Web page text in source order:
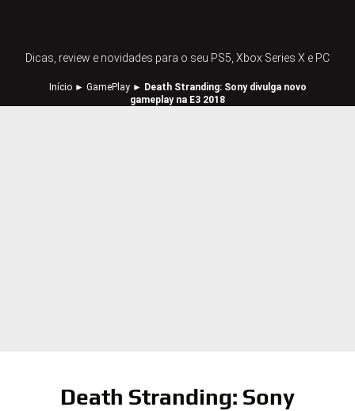
Dicas, review e novidades para o seu PS5, Xbox Series X e PC
Início► GamePlay► Death Stranding: Sony divulga novo
gameplay na E3 2018
Death Stranding: Sony